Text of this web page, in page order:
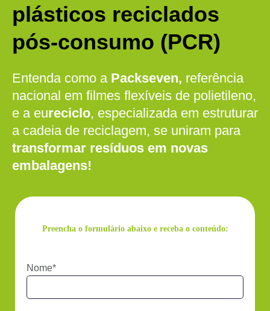
plásticos reciclados
pós-consumo (PCR)
Entenda como a Packseven, referência
nacional em filmes flexíveis de polietileno,
e a eureciclo, especializada em estruturar
a cadeia de reciclagem, se uniram para
transformar resíduos em novas
embalagens!
Preencha o formulário abaixo e receba o conteúdo:
Nome*